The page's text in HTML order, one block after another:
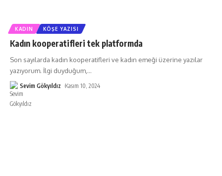
KADIN KÖŞE YAZISI
Kadın kooperatifleri tek platformda
Son sayılarda kadın kooperatifleri ve kadın emeği üzerine yazılar
yazıyorum. İlgi duyduğum, …
Sevim Gökyıldız Kasım 10, 2024